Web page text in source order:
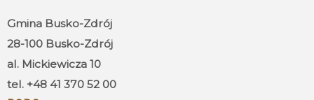
Gmina Busko-Zdrój
28-100 Busko-Zdrój
al. Mickiewicza 10
tel. +48 41 370 52 00